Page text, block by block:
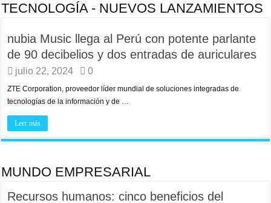
TECNOLOGÍA - NUEVOS LANZAMIENTOS
nubia Music llega al Perú con potente parlante
de 90 decibelios y dos entradas de auriculares
julio 22, 2024 0
ZTE Corporation, proveedor líder mundial de soluciones integradas de
tecnologías de la información y de …
Leer más
MUNDO EMPRESARIAL
Recursos humanos: cinco beneficios del